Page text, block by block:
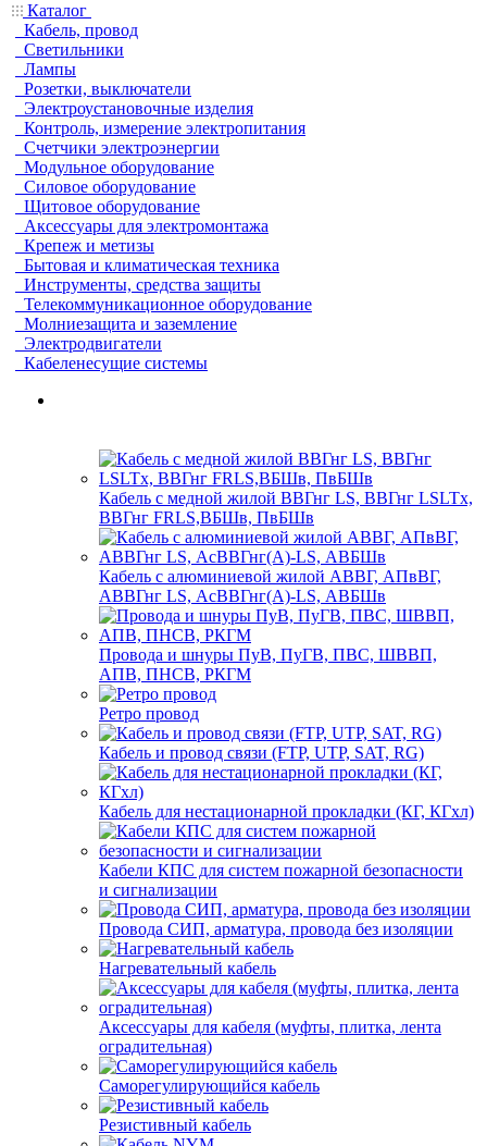
Каталог
Кабель, провод
Светильники
Лампы
Розетки, выключатели
Электроустановочные изделия
Контроль, измерение электропитания
Счетчики электроэнергии
Модульное оборудование
Силовое оборудование
Щитовое оборудование
Аксессуары для электромонтажа
Крепеж и метизы
Бытовая и климатическая техника
Инструменты, средства защиты
Телекоммуникационное оборудование
Молниезащита и заземление
Электродвигатели
Кабеленесущие системы
Кабель с медной жилой ВВГнг LS, ВВГнг LSLTx,
ВВГнг FRLS,ВБШв, ПвБШв
Кабель с алюминиевой жилой АВВГ, АПвВГ,
АВВГнг LS, АсВВГнг(А)-LS, АВБШв
Провода и шнуры ПуВ, ПуГВ, ПВС, ШВВП,
АПВ, ПНСВ, РКГМ
Ретро провод
Кабель и провод связи (FTP, UTP, SAT, RG)
Кабель для нестационарной прокладки (КГ, КГхл)
Кабели КПС для систем пожарной безопасности
и сигнализации
Провода СИП, арматура, провода без изоляции
Нагревательный кабель
Аксессуары для кабеля (муфты, плитка, лента
оградительная)
Саморегулирующийся кабель
Резистивный кабель